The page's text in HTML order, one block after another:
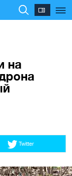
на
Twitter